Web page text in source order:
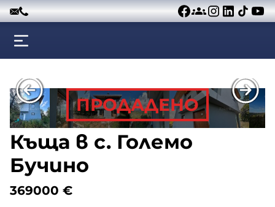
Към съдържанието
ПРОДАДЕНО
Къща в с. Големо
Бучино
369000 €